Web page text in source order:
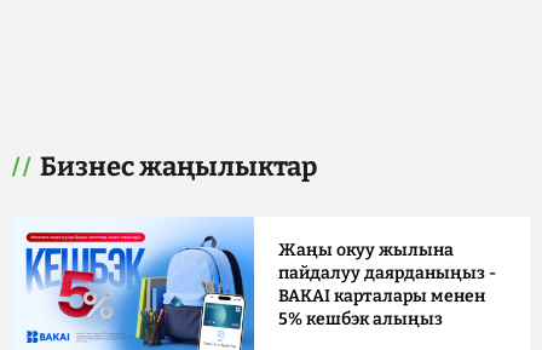
Бизнес жаңылыктар
Жаңы окуу жылына
пайдалуу даярданыңыз -
BAKAI карталары менен
5% кешбэк алыңыз